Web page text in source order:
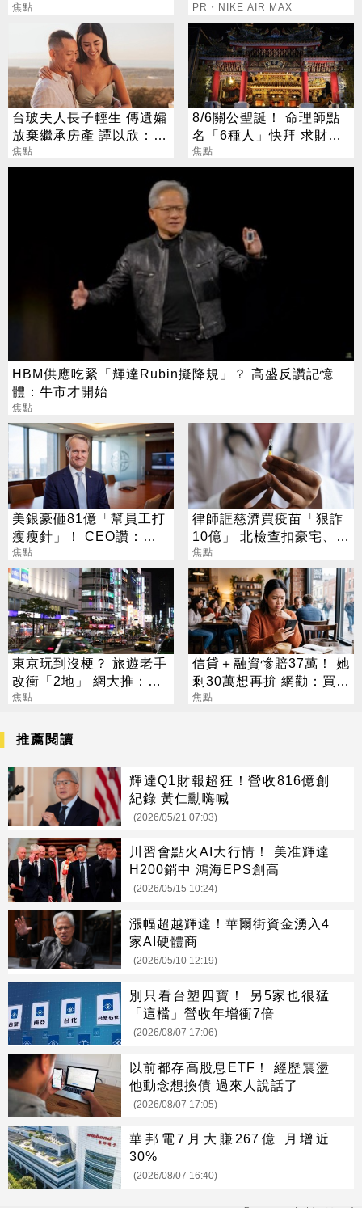
越旺
焦點 PR・NIKE AIR MAX
台玻夫人長子輕生 傳遺孀
放棄繼承房產 譚以欣：不
實內容二次傷害
焦點
8/6關公聖誕！ 命理師點
名「6種人」快拜 求財求
職保平安
焦點
HBM供應吃緊「輝達Rubin擬降規」？ 高盛反讚記憶
體：牛市才開始
焦點
美銀豪砸81億「幫員工打
瘦瘦針」！ CEO讚：一
項值得的投資
焦點
律師誆慈濟買疫苗「狠詐
10億」 北檢查扣豪宅、搜
出158公斤黃金
焦點
東京玩到沒梗？ 旅遊老手
改衝「2地」 網大推：去
了回不來
焦點
信貸＋融資慘賠37萬！ 她
剩30萬想再拚 網勸：買買
ETF就好
焦點
推薦閱讀
輝達Q1財報超狂！營收816億創
紀錄 黃仁勳嗨喊
(2026/05/21 07:03)
川習會點火AI大行情！ 美准輝達
H200銷中 鴻海EPS創高
(2026/05/15 10:24)
漲幅超越輝達！華爾街資金湧入4
家AI硬體商
(2026/05/10 12:19)
別只看台塑四寶！ 另5家也很猛
「這檔」營收年增衝7倍
(2026/08/07 17:06)
以前都存高股息ETF！ 經歷震盪
他動念想換債 過來人說話了
(2026/08/07 17:05)
華邦電7月大賺267億 月增近
30%
(2026/08/07 16:40)